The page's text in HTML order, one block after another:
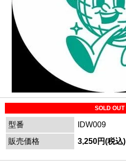
SOLD OUT
型番
IDW009
販売価格
3,250円(税込)